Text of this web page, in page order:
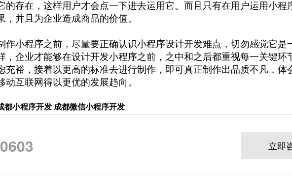
的存在，这样用户才会点一下进去运用它。而且只有在用户运用小程
，并且为企业造成商品的价值。
作小程序之前，尽量要正确认识小程序设计开发难点，切勿感觉它是
，企业才能够在设计开发小程序之前，之中和之后都重视每一关键环
充裕，接着以更高的标准去进行制作，即可真正制作出品质不凡，体
动互联网得以更优的发展趋向。
都小程序开发 成都微信小程序开发
立即